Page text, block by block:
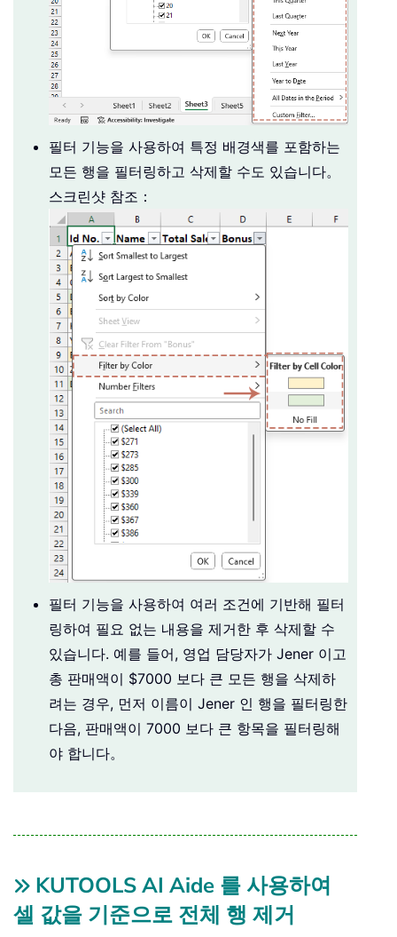
필터 기능을 사용하여 특정 배경색를 포함하는
모든 행을 필터링하고 삭제할 수도 있습니다。
스크린샷 참조：
필터 기능을 사용하여 여러 조건에 기반해 필터
링하여 필요 없는 내용을 제거한 후 삭제할 수
있습니다. 예를 들어, 영업 담당자가 Jener 이고
총 판매액이 $7000 보다 큰 모든 행을 삭제하
려는 경우, 먼저 이름이 Jener 인 행을 필터링한
다음, 판매액이 7000 보다 큰 항목을 필터링해
야 합니다。
KUTOOLS AI Aide 를 사용하여
셀 값을 기준으로 전체 행 제거